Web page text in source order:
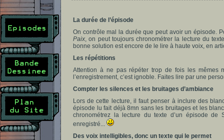
La durée de l’épisode
On contrôle mal la durée que peut avoir un épisode.
Paix, on peut toujours chronométrer la lecture du
bonne solution est encore de le lire à haute voix, en
Les répétitions
Attention à ne pas répéter trop de fois les mêmes
l’enregistrement, c’est ignoble. Faites lire par une
Compter les silences et les bruitages d’ambiance
Lors de cette lecture, il faut penser à inclure des
épisode lu fait déjà 8mn sans les bruitages et les
chronométrez la lecture du texte d’un épisode de
enregistré...
Des voix intelligibles, donc un texte qui le permet